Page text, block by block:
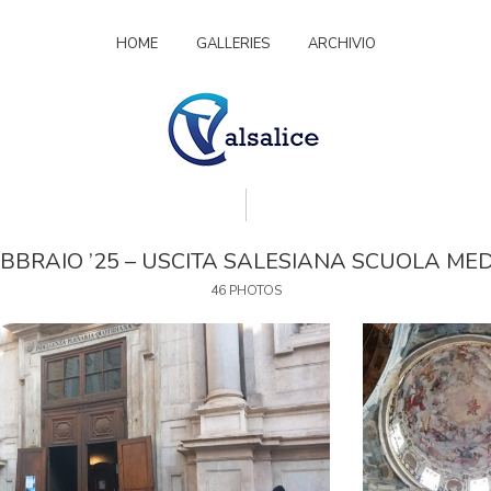
HOME GALLERIES ARCHIVIO
’25 – USCITA SALESIANA SCUOLA
46 PHOTOS